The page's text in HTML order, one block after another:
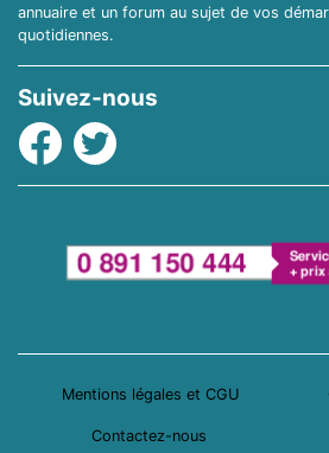
annuaire et un forum au sujet de vos
quotidiennes.
Suivez-nous
Facebook
Twitter
Mentions légales et CGU
Contactez-nous